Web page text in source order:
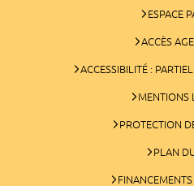
ESPACE
ACCÈS
ACCESSIBILITÉ :
MENTIONS
PROTECTION
PLAN